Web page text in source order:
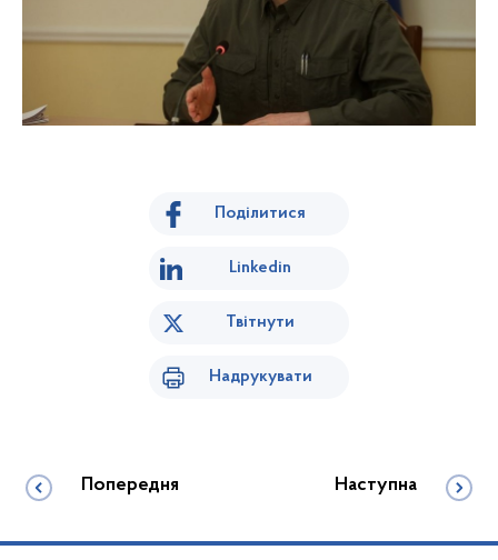
Поділитися
Linkedin
Твітнути
Надрукувати
Попередня Наступна